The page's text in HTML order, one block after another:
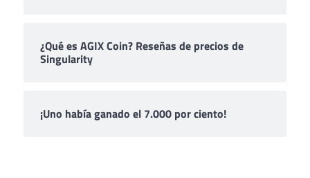
¿Qué es AGIX Coin? Reseñas de precios de
Singularity
¡Uno había ganado el 7.000 por ciento!